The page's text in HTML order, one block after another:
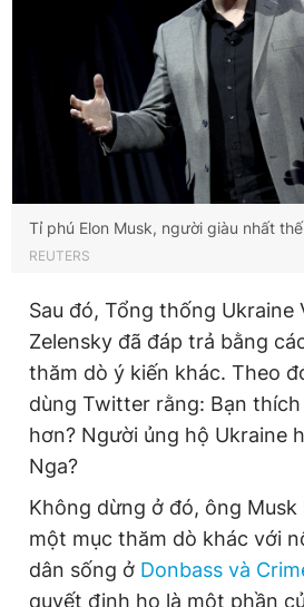
Tỉ phú Elon Musk, người giàu nhất
REUTERS
Sau đó, Tổng thống Ukraine
Zelensky đã đáp trả bằng
thăm dò ý kiến khác. Theo
dùng Twitter rằng: Bạn thích
hơn? Người ủng hộ Ukraine
Nga?
Không dừng ở đó, ông
một mục thăm dò khác với
dân sống ở Donbass và
quyết định họ là một phần